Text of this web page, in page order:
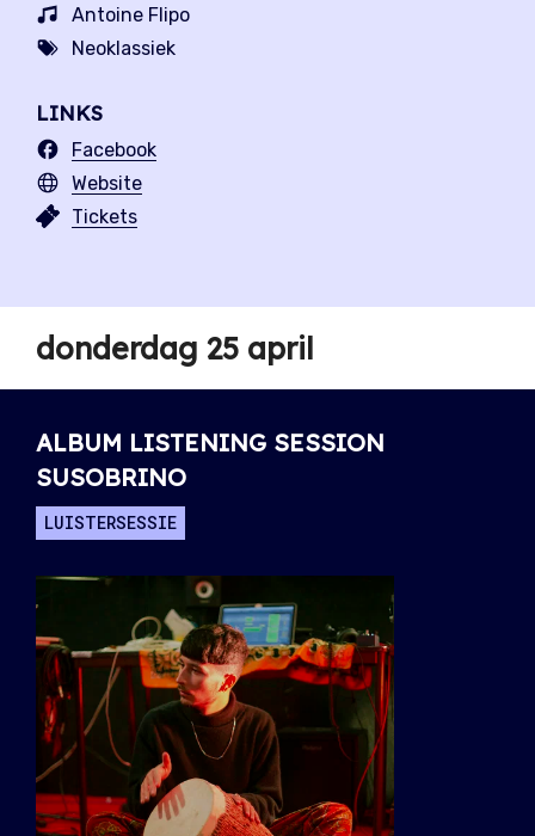
Antoine Flipo
Neoklassiek
LINKS
Facebook
Website
Tickets
donderdag 25 april
ALBUM LISTENING SESSION
SUSOBRINO
LUISTERSESSIE